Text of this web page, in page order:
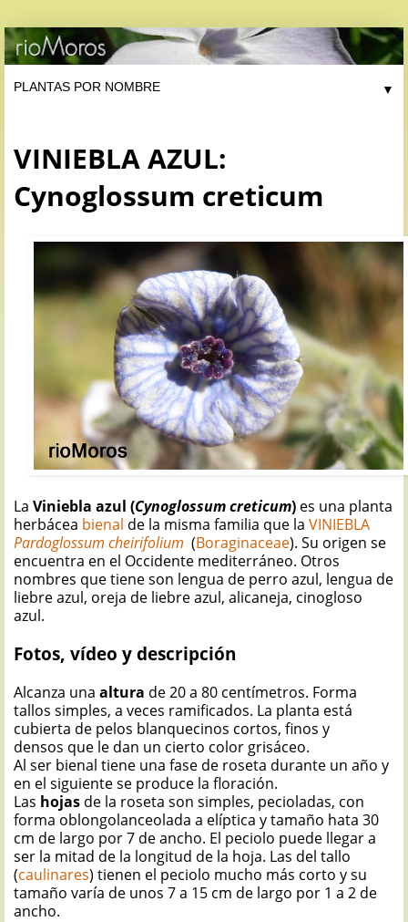
▼
VINIEBLA AZUL:
Cynoglossum creticum
La Viniebla azul (Cynoglossum creticum) es una planta
herbácea bienal de la misma familia que la VINIEBLA
Pardoglossum cheirifolium (Boraginaceae). Su origen se
encuentra en el Occidente mediterráneo. Otros
nombres que tiene son lengua de perro azul, lengua de
liebre azul, oreja de liebre azul, alicaneja, cinogloso
azul.
Fotos, vídeo y descripción
Alcanza una altura de 20 a 80 centímetros. Forma
tallos simples, a veces ramificados. La planta está
cubierta de pelos blanquecinos cortos, finos y
densos que le dan un cierto color grisáceo.
Al ser bienal tiene una fase de roseta durante un año y
en el siguiente se produce la floración.
Las hojas de la roseta son simples, pecioladas, con
forma oblongolanceolada a elíptica y tamaño hata 30
cm de largo por 7 de ancho. El peciolo puede llegar a
ser la mitad de la longitud de la hoja. Las del tallo
(caulinares) tienen el peciolo mucho más corto y su
tamaño varía de unos 7 a 15 cm de largo por 1 a 2 de
ancho.